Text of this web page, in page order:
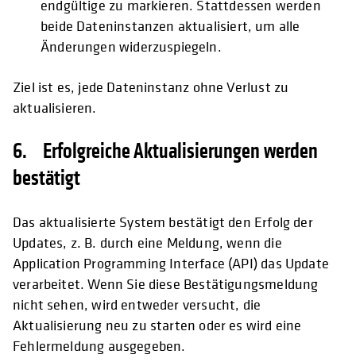
endgültige zu markieren. Stattdessen werden
beide Dateninstanzen aktualisiert, um alle
Änderungen widerzuspiegeln.
Ziel ist es, jede Dateninstanz ohne Verlust zu
aktualisieren.
6. Erfolgreiche Aktualisierungen werden
bestätigt
Das aktualisierte System bestätigt den Erfolg der
Updates, z. B. durch eine Meldung, wenn die
Application Programming Interface (API) das Update
verarbeitet. Wenn Sie diese Bestätigungsmeldung
nicht sehen, wird entweder versucht, die
Aktualisierung neu zu starten oder es wird eine
Fehlermeldung ausgegeben.